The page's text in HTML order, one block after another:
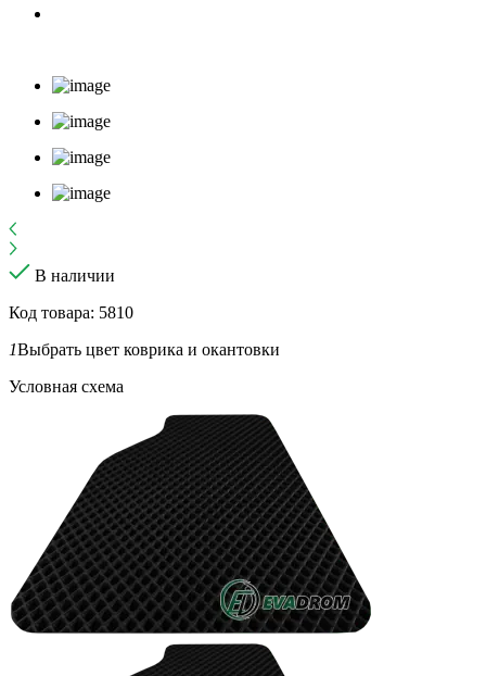
В наличии
Код товара: 5810
1Выбрать цвет коврика и окантовки
Условная схема